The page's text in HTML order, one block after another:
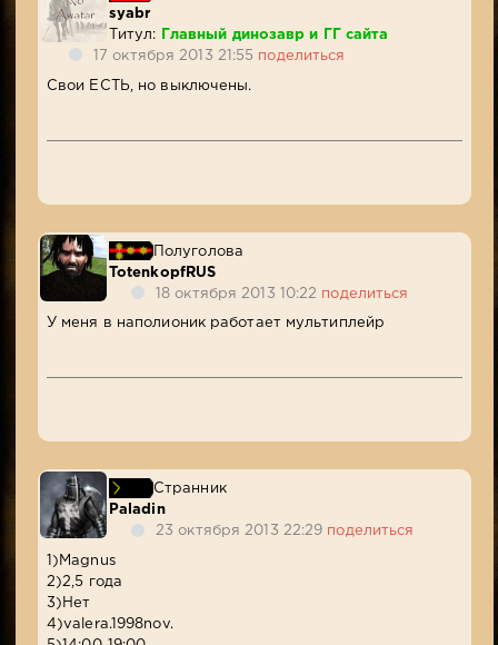
syabr
Титул:
Главный динозавр и ГГ сайта
17 октября 2013 21:55 поделиться
Свои ЕСТЬ, но выключены.
Полуголова
TotenkopfRUS
18 октября 2013 10:22 поделиться
У меня в наполионик работает мультиплейр
Странник
Paladin
23 октября 2013 22:29 поделиться
1)Magnus
2)2,5 года
3)Нет
4)valera.1998nov.